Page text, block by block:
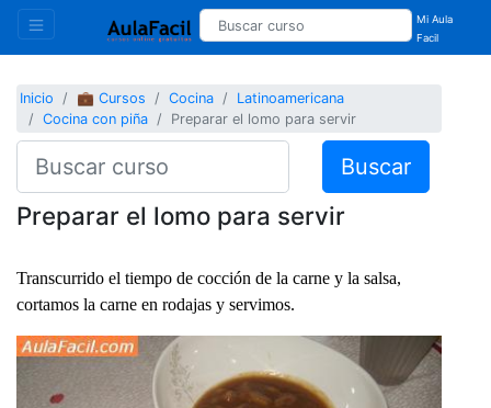
Mi Aula
Facil
Inicio 💼 Cursos Cocina
Latinoamericana
Cocina con piña
Preparar el lomo para servir
Buscar
Preparar el lomo para servir
Transcurrido el tiempo de cocción de la carne y la salsa,
cortamos la carne en rodajas y servimos.